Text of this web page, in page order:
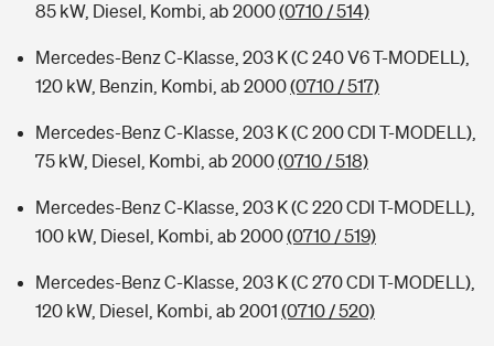
85 kW, Diesel, Kombi, ab 2000(0710 / 514)
Mercedes-Benz C-Klasse, 203 K (C 240 V6 T-MODELL),
120 kW, Benzin, Kombi, ab 2000(0710 / 517)
Mercedes-Benz C-Klasse, 203 K (C 200 CDI T-MODELL),
75 kW, Diesel, Kombi, ab 2000(0710 / 518)
Mercedes-Benz C-Klasse, 203 K (C 220 CDI T-MODELL),
100 kW, Diesel, Kombi, ab 2000(0710 / 519)
Mercedes-Benz C-Klasse, 203 K (C 270 CDI T-MODELL),
120 kW, Diesel, Kombi, ab 2001 (0710 / 520)